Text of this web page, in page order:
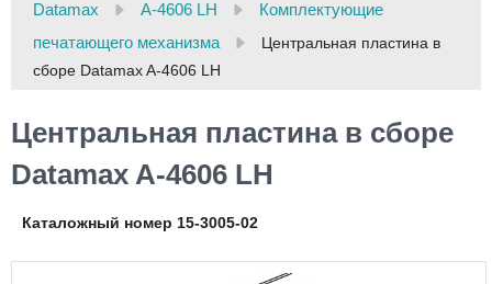
Datamax
A-4606 LH
Комплектующие
печатающего механизма
Центральная пластина в
сборе Datamax A-4606 LH
Центральная пластина в сборе
Datamax A-4606 LH
Каталожный номер 15-3005-02